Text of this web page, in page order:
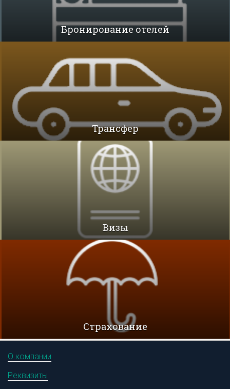
Бронирование отелей
Трансфер
Визы
Cтрахование
О компании
Реквизиты